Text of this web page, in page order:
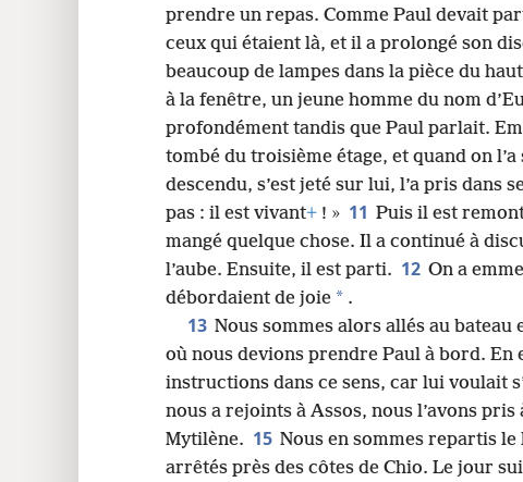
prendre un repas. Comme Paul devait
ceux qui étaient là, et il a prolongé son
beaucoup de lampes dans la pièce du
à la fenêtre, un jeune homme du nom
profondément tandis que Paul parlait.
tombé du troisième étage, et quand on
descendu, s’est jeté sur lui, l’a pris dans
pas : il est vivant+ ! » 11 Puis il est
mangé quelque chose. Il a continué à
l’aube. Ensuite, il est parti. 12 On a
débordaient de joie * .
13 Nous sommes alors allés au
où nous devions prendre Paul à bord. En
instructions dans ce sens, car lui voulait
nous a rejoints à Assos, nous l’avons
Mytilène. 15 Nous en sommes repartis
arrêtés près des côtes de Chio. Le jour